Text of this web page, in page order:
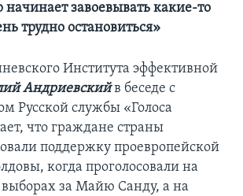
начинает завоевывать какие-то
трудно остановиться»
Института эффективной
Андриевскийв беседе с
Русской службы «Голоса
что граждане страны
поддержку проевропейской
когда проголосовали на
за Майю Санду, а на